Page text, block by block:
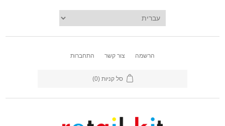
הרשמה צור קשר התחברות
סל קניות (0)